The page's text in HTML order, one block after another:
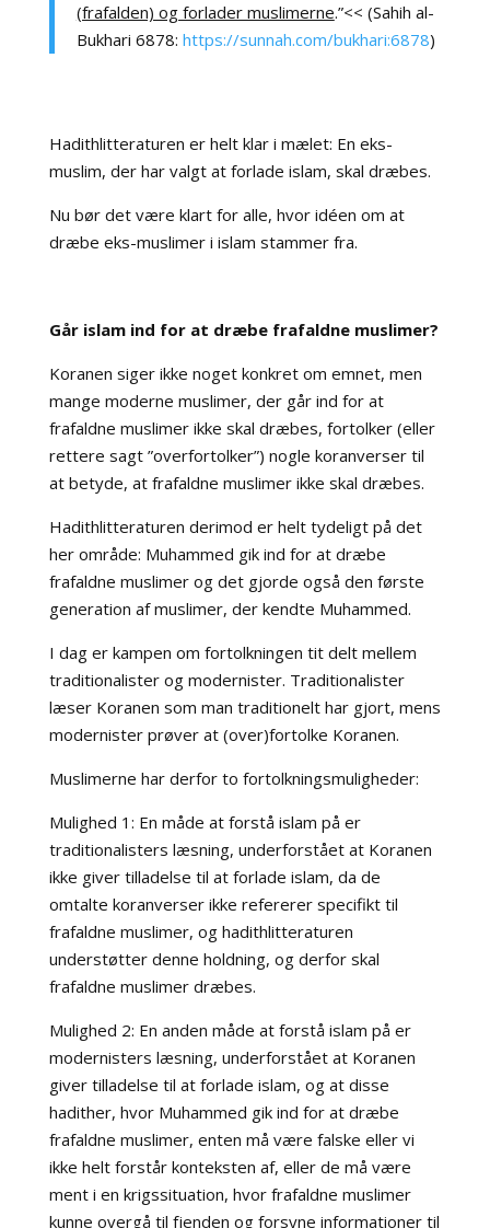
(frafalden) og forlader muslimerne.”<< (Sahih al-
Bukhari 6878: https://sunnah.com/bukhari:6878)
Hadithlitteraturen er helt klar i mælet: En eks-
muslim, der har valgt at forlade islam, skal dræbes.
Nu bør det være klart for alle, hvor idéen om at
dræbe eks-muslimer i islam stammer fra.
Går islam ind for at dræbe frafaldne muslimer?
Koranen siger ikke noget konkret om emnet, men
mange moderne muslimer, der går ind for at
frafaldne muslimer ikke skal dræbes, fortolker (eller
rettere sagt ”overfortolker”) nogle koranverser til
at betyde, at frafaldne muslimer ikke skal dræbes.
Hadithlitteraturen derimod er helt tydeligt på det
her område: Muhammed gik ind for at dræbe
frafaldne muslimer og det gjorde også den første
generation af muslimer, der kendte Muhammed.
I dag er kampen om fortolkningen tit delt mellem
traditionalister og modernister. Traditionalister
læser Koranen som man traditionelt har gjort, mens
modernister prøver at (over)fortolke Koranen.
Muslimerne har derfor to fortolkningsmuligheder:
Mulighed 1: En måde at forstå islam på er
traditionalisters læsning, underforstået at Koranen
ikke giver tilladelse til at forlade islam, da de
omtalte koranverser ikke refererer specifikt til
frafaldne muslimer, og hadithlitteraturen
understøtter denne holdning, og derfor skal
frafaldne muslimer dræbes.
Mulighed 2: En anden måde at forstå islam på er
modernisters læsning, underforstået at Koranen
giver tilladelse til at forlade islam, og at disse
hadither, hvor Muhammed gik ind for at dræbe
frafaldne muslimer, enten må være falske eller vi
ikke helt forstår konteksten af, eller de må være
ment i en krigssituation, hvor frafaldne muslimer
kunne overgå til fjenden og forsyne informationer til